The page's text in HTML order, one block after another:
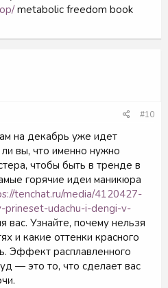
metabolic freedom book
#10
на декабрь уже идет
вы, что именно нужно
чтобы быть в тренде в
горячие идеи маникюра
tenchat.ru/media/4120427-
udachu-i-dengi-v-
вас. Узнайте, почему нельзя
и какие оттенки красного
Эффект расплавленного
— это то, что сделает вас